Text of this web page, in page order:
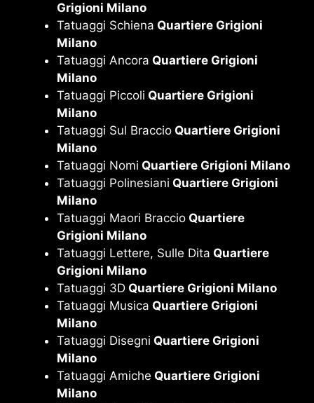
Grigioni Milano
Tatuaggi Schiena Quartiere Grigioni
Milano
Tatuaggi Ancora Quartiere Grigioni
Milano
Tatuaggi Piccoli Quartiere Grigioni
Milano
Tatuaggi Sul Braccio Quartiere Grigioni
Milano
Tatuaggi Nomi Quartiere Grigioni Milano
Tatuaggi Polinesiani Quartiere Grigioni
Milano
Tatuaggi Maori Braccio Quartiere
Grigioni Milano
Tatuaggi Lettere, Sulle Dita Quartiere
Grigioni Milano
Tatuaggi 3D Quartiere Grigioni Milano
Tatuaggi Musica Quartiere Grigioni
Milano
Tatuaggi Disegni Quartiere Grigioni
Milano
Tatuaggi Amiche Quartiere Grigioni
Milano